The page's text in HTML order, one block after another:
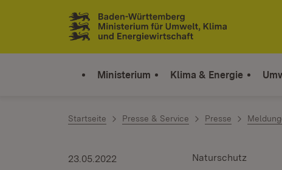
Zum Inhalt springen
Link zur Startseite
Ministerium Klima & Energie
Startseite Presse & Service Presse
Naturschutz
23.05.2022